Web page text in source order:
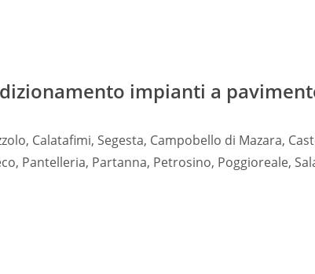
impianti a
Calatafimi, Segesta, Campobello di Mazara,
Pantelleria, Partanna, Petrosino, Poggioreale,